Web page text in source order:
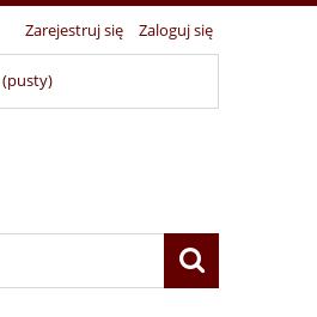
Zarejestruj się Zaloguj się
(pusty)